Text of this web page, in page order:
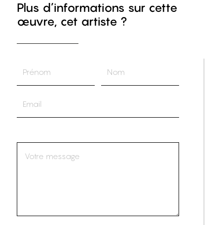
Plus d’informations sur cette
œuvre, cet artiste ?